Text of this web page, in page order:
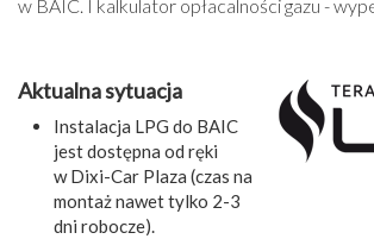
w BAIC. I kalkulator opłacalności gazu -
Aktualna sytuacja
Instalacja LPG do BAIC
jest dostępna od ręki
w Dixi-Car Plaza (czas na
montaż nawet tylko 2-3
dni robocze).